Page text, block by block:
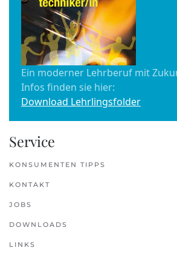
Ein moderner Lehrberuf mit
Infos finden sie hier:
Download Lehrlingsfolder
Service
KONSUMENTEN TIPPS
KONTAKT
JOBS
DOWNLOADS
LINKS